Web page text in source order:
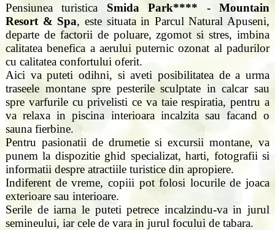
Pensiunea turistica Smida Park**** - Mountain
Resort & Spa, este situata in Parcul Natural Apuseni,
departe de factorii de poluare, zgomot si stres, imbina
calitatea benefica a aerului puternic ozonat al padurilor
cu calitatea confortului oferit.
Aici va puteti odihni, si aveti posibilitatea de a urma
traseele montane spre pesterile sculptate in calcar sau
spre varfurile cu privelisti ce va taie respiratia, pentru a
va relaxa in piscina interioara incalzita sau facand o
sauna fierbine.
Pentru pasionatii de drumetie si excursii montane, va
punem la dispozitie ghid specializat, harti, fotografii si
informatii despre atractiile turistice din apropiere.
Indiferent de vreme, copiii pot folosi locurile de joaca
exterioare sau interioare.
Serile de iarna le puteti petrece incalzindu-va in jurul
semineului, iar cele de vara in jurul focului de tabara.